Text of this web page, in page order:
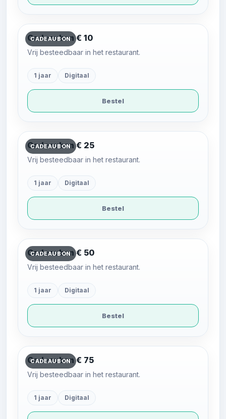
CADEAUBON
Cadeaubon € 10
Vrij besteedbaar in het restaurant.
1 jaar Digitaal
Bestel
CADEAUBON
Cadeaubon € 25
Vrij besteedbaar in het restaurant.
1 jaar Digitaal
Bestel
CADEAUBON
Cadeaubon € 50
Vrij besteedbaar in het restaurant.
1 jaar Digitaal
Bestel
CADEAUBON
Cadeaubon € 75
Vrij besteedbaar in het restaurant.
1 jaar Digitaal